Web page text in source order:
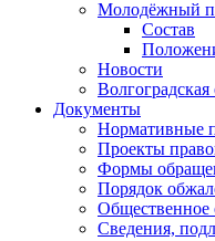
Молодёжный
Состав
Новости
Документы
Нормативные
Проекты
Формы
Порядок
Общественное
Сведения,